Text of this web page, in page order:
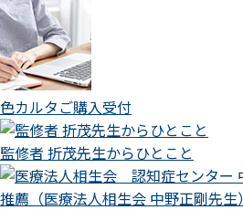
色カルタご購入受付
監修者 折茂先生からひとこと
推薦（医療法人相生会 中野正剛先生）